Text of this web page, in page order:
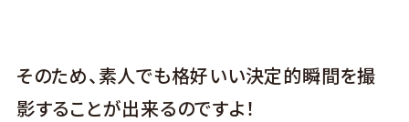
そのため、素人でも格好いい決定的瞬間を撮
影することが出来るのですよ！